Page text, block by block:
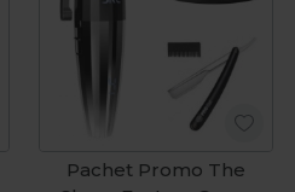
Pachet Promo The